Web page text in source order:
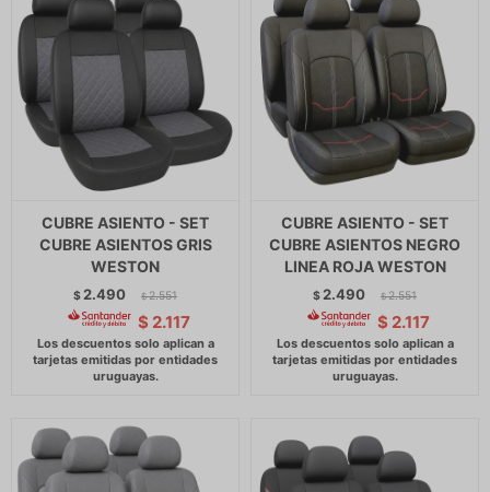
CUBRE ASIENTO - SET
CUBRE ASIENTOS GRIS
WESTON
$ 2.490 $ 2.551
$ 2.117
CUBRE ASIENTO - SET
CUBRE ASIENTOS NEGRO
LINEA ROJA WESTON
$ 2.490 $ 2.551
$ 2.117